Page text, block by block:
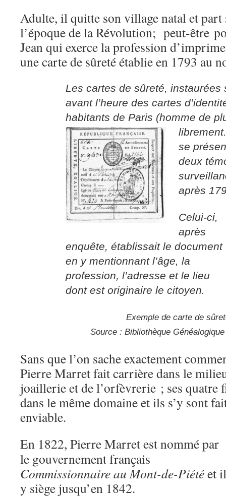
Adulte, il quitte son village natal et part
l’époque de la Révolution; peut-être
Jean qui exerce la profession
une carte de sûreté établie en 1793 au
Les cartes de sûreté, instaurées
avant l’heure des cartes
habitants de Paris (homme de
se
deux
après
Celui-ci,
après
enquête, établissait le document
en y mentionnant l’âge, la
profession, l’adresse et le lieu
dont est originaire le citoyen.
Exemple de carte de
Source : Bibliothèque
Sans que l’on sache exactement
Pierre Marret fait carrière dans le
joaillerie et de l’orfèvrerie ; ses
dans le même domaine et ils s’y sont
enviable.
En 1822, Pierre Marret est nommé par
le gouvernement français
Commissionnaire au Mont-de-Piétéet il
y siège jusqu’en 1842.